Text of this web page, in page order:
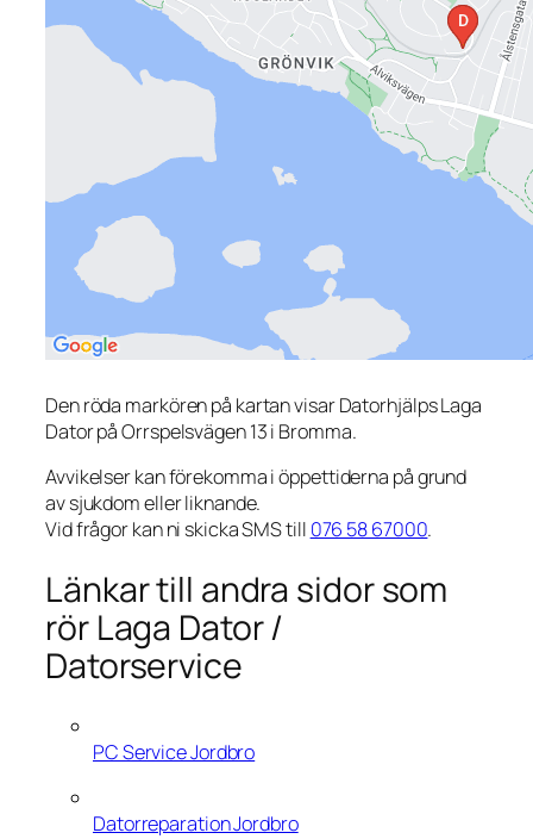
Den röda markören på kartan visar Datorhjälps Laga
Dator på Orrspelsvägen 13 i Bromma.
Avvikelser kan förekomma i öppettiderna på grund
av sjukdom eller liknande.
Vid frågor kan ni skicka SMS till 076 58 67000.
Länkar till andra sidor som
rör Laga Dator /
Datorservice
PC Service Jordbro
Datorreparation Jordbro